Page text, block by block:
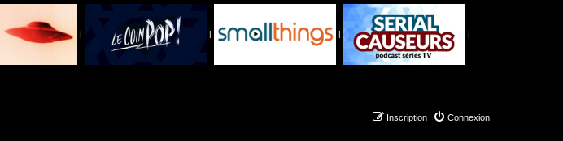
| | | |
Connexion
Inscription